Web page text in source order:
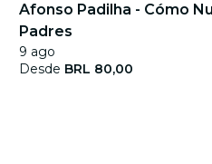
Afonso Padilha - Cómo
Padres
9 ago
Desde BRL 80,00